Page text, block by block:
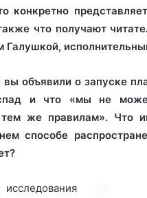
конкретно
что получают
Галушкой,
вы объявили о запуске
и что «мы не
тем же правилам». Что
способе